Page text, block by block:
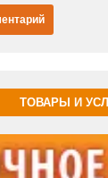
ТОВАРЫ И